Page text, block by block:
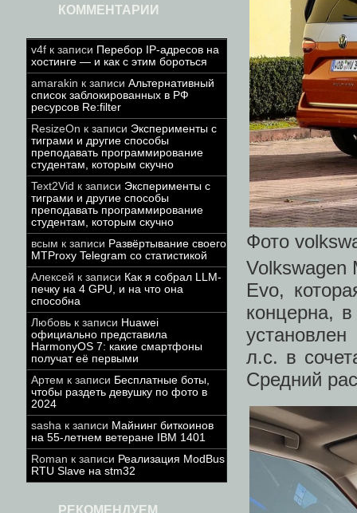
КОММЕНТАРИИ
v4f к записи Перебор IP-адресов на
хостинге — и как с этим бороться
amarakin к записи Альтернативный
список заблокированных в РФ
ресурсов Re:filter
ResizeOn к записи Эксперименты с
тиграми и другие способы
преподавать программирование
студентам, которым скучно
Text2Vid к записи Эксперименты с
тиграми и другие способы
преподавать программирование
студентам, которым скучно
всым к записи Развёртывание своего
MTProxy Telegram со статистикой
Алексей к записи Как я собрал LLM-
печку на 4 GPU, и на что она
способна
Любовь к записи Huawei
официально представила
HarmonyOS 7: какие смартфоны
получат её первыми
Артем к записи Бесплатные боты,
чтобы раздеть девушку по фото в
2024
sasha к записи Майнинг биткоинов
на 55-летнем ветеране IBM 1401
Roman к записи Реализация ModBus
RTU Slave на stm32
РЕКОМЕНДУЕМ
Фото
Volkswagen
Evo,
концерна,
л.с. в
Средний